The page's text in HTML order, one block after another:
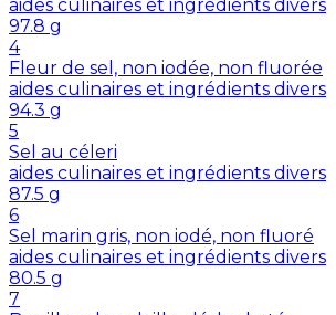
aides culinaires et ingrédients divers
97.8 g
4
Fleur de sel, non iodée, non fluorée
aides culinaires et ingrédients divers
94.3 g
5
Sel au céleri
aides culinaires et ingrédients divers
87.5 g
6
Sel marin gris, non iodé, non fluoré
aides culinaires et ingrédients divers
80.5 g
7